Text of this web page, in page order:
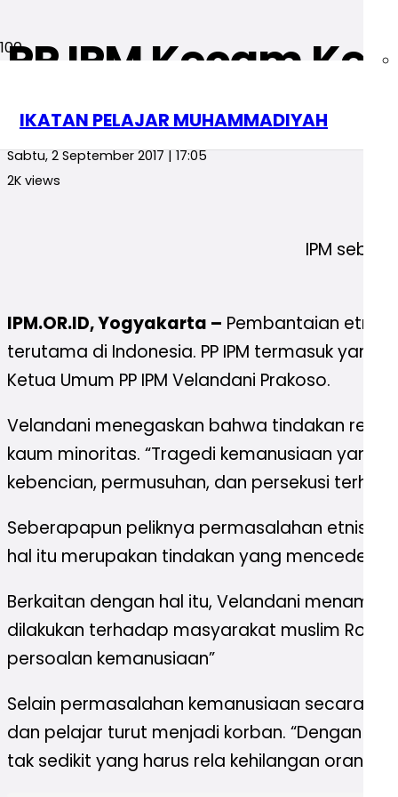
IKATAN PELAJAR MUHAMMADIYAH
PP IPM Kecam
redaksi
Sabtu, 2 September 2017 | 17:05
2K views
IPM
IPM.OR.ID, Yogyakarta – Pembantaian etnis
terutama di Indonesia. PP IPM termasuk
Ketua Umum PP IPM Velandani Prakoso.
Velandani menegaskan bahwa tindakan
kaum minoritas. “Tragedi kemanusiaan yang
kebencian, permusuhan, dan persekusi
Seberapapun peliknya permasalahan etnis
hal itu merupakan tindakan yang mencederai
Berkaitan dengan hal itu, Velandani
dilakukan terhadap masyarakat muslim
persoalan kemanusiaan”
Selain permasalahan kemanusiaan secara
dan pelajar turut menjadi korban. “Dengan
tak sedikit yang harus rela kehilangan